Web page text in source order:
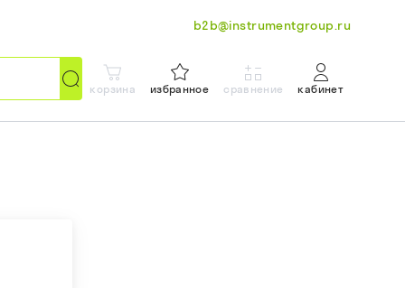
b2b@instrumentgroup.ru
корзина избранное сравнение кабинет